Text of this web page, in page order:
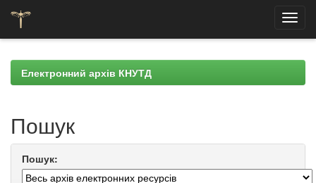
navigationЕлектронний архів КНУТД
Пошук
Пошук: